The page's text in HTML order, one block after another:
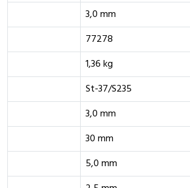
3,0 mm
77278
1,36 kg
St-37/S235
3,0 mm
30 mm
5,0 mm